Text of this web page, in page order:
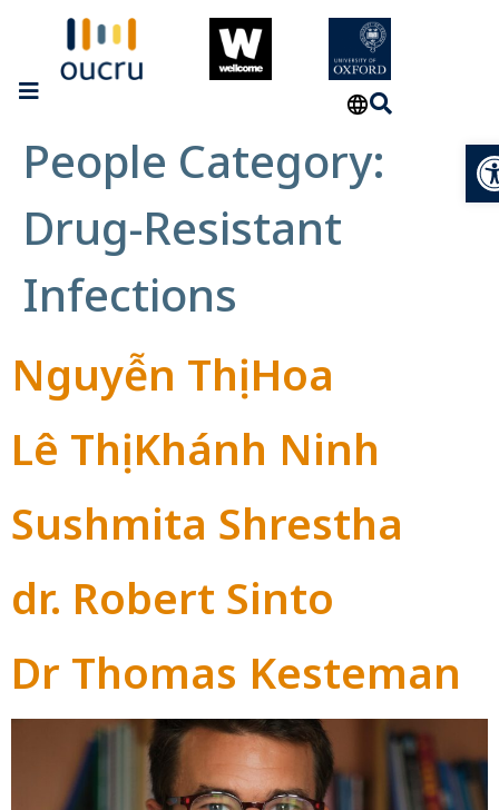
People Category:
Drug-Resistant
Infections
Nguyễn Thị Hoa
Lê Thị Khánh Ninh
Sushmita Shrestha
dr. Robert Sinto
Dr Thomas Kesteman